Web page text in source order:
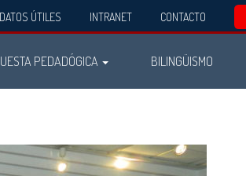
DATOS ÚTILES INTRANET CONTACTO
PEDADÓGICA BILINGÜISMO